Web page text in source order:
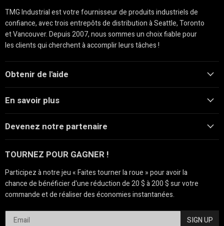
TMG Industrial est votre fournisseur de produits industriels de
confiance, avec trois entrepôts de distribution à Seattle, Toronto
et Vancouver. Depuis 2007, nous sommes un choix fiable pour
les clients qui cherchent à accomplir leurs tâches !
Obtenir de l'aide
En savoir plus
Devenez notre partenaire
TOURNEZ POUR GAGNER !
Participez à notre jeu « Faites tourner la roue » pour avoir la
chance de bénéficier d'une réduction de 20 $ à 200 $ sur votre
commande et de réaliser des économies instantanées.
SIGN UP